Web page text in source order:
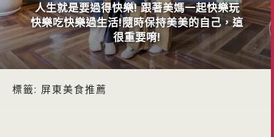
人生就是要過得快樂! 跟著美媽一起快樂玩
快樂吃快樂過生活!隨時保持美美的自己，這
很重要唷!
標籤: 屏東美食推薦